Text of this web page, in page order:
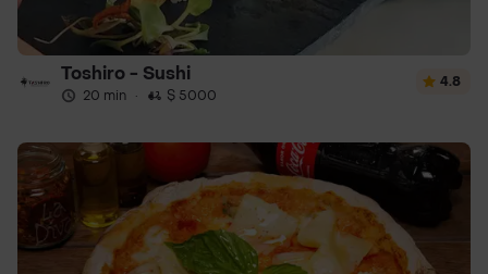
Toshiro - Sushi
20 min · $ 5000
4.8